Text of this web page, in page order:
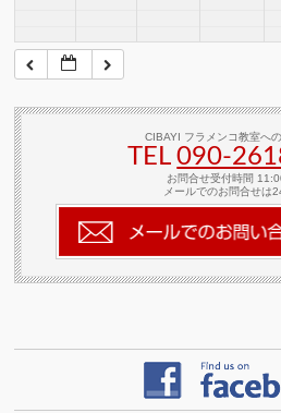
CIBAYI フラメンコ教室へ
TEL090-
お問合せ受付時間
メールでのお問合せは